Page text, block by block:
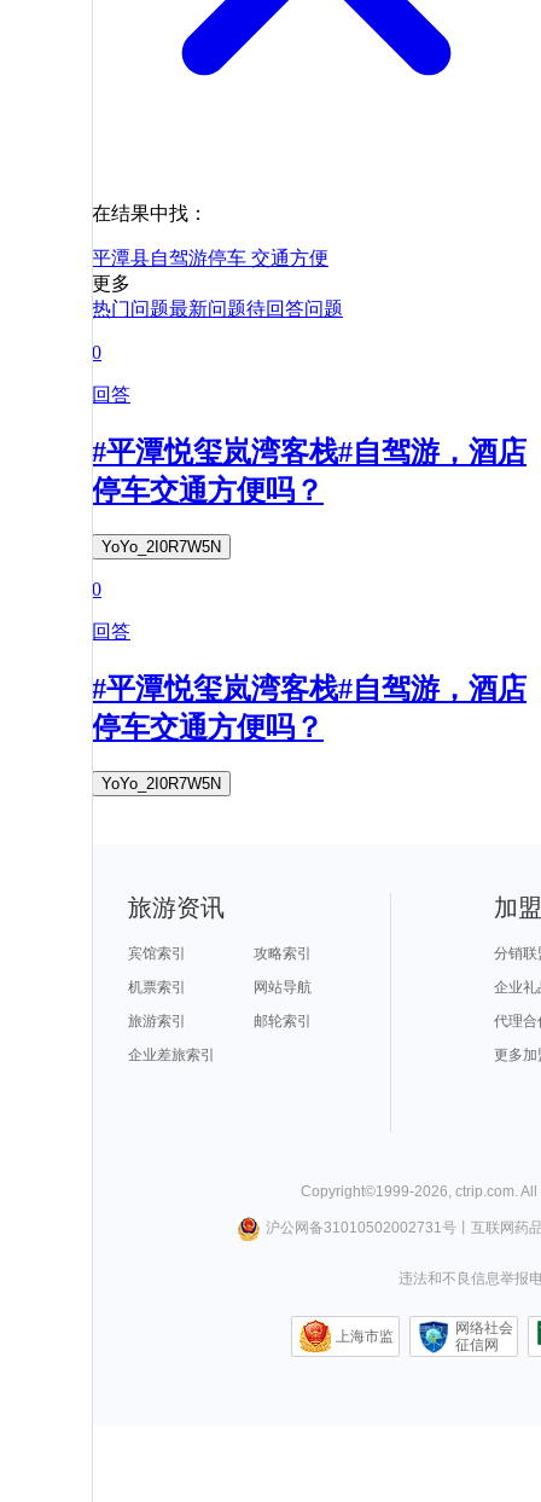
在结果中找：
平潭县自驾游停车 交通方便
更多
热门问题最新问题待回答问题
0
回答
#平潭悦玺岚湾客栈#自驾游，酒店
停车交通方便吗？
YoYo_2I0R7W5N
0
回答
#平潭悦玺岚湾客栈#自驾游，酒店
停车交通方便吗？
YoYo_2I0R7W5N
旅游资讯
宾馆索引
攻略索引
机票索引
网站导航
旅游索引
邮轮索引
企业差旅索引
加
分销联
企业礼
代理合
更多加
Copyright©1999-2026 ctrip.com .
沪公网备31010502002731号丨 互联网药
违法和不良信息举报
上海市监
网络社会
征信网